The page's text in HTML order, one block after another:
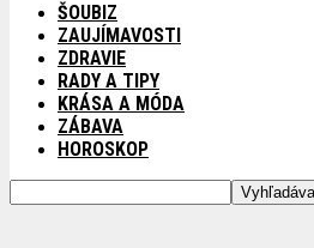
ŠOUBIZ
ZAUJÍMAVOSTI
ZDRAVIE
RADY A TIPY
KRÁSA A MÓDA
ZÁBAVA
HOROSKOP